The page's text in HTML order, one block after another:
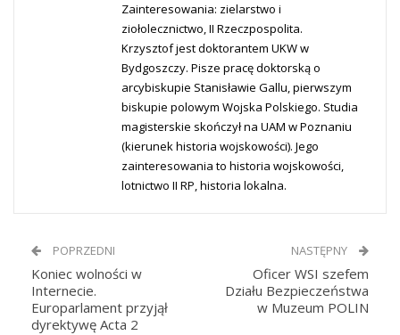
Zainteresowania: zielarstwo i
ziołolecznictwo, II Rzeczpospolita.
Krzysztof jest doktorantem UKW w
Bydgoszczy. Pisze pracę doktorską o
arcybiskupie Stanisławie Gallu, pierwszym
biskupie polowym Wojska Polskiego. Studia
magisterskie skończył na UAM w Poznaniu
(kierunek historia wojskowości). Jego
zainteresowania to historia wojskowości,
lotnictwo II RP, historia lokalna.
POPRZEDNI
Koniec wolności w
Internecie.
Europarlament przyjął
dyrektywę Acta 2
NASTĘPNY
Oficer WSI szefem
Działu Bezpieczeństwa
w Muzeum POLIN